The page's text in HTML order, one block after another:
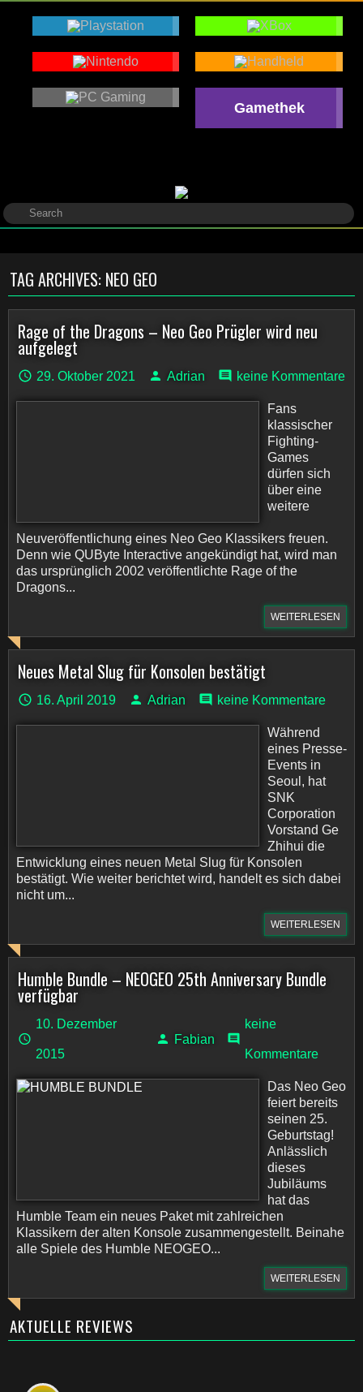
Gamethek
TAG ARCHIVES: NEO GEO
Rage of the Dragons – Neo Geo Prügler wird neu
aufgelegt
29. Oktober 2021 Adrian keine Kommentare
Fans
klassischer
Fighting-
Games
dürfen sich
über eine
weitere
Neuveröffentlichung eines Neo Geo Klassikers freuen.
Denn wie QUByte Interactive angekündigt hat, wird man
das ursprünglich 2002 veröffentlichte Rage of the
Dragons...
WEITERLESEN
Neues Metal Slug für Konsolen bestätigt
16. April 2019 Adrian keine Kommentare
Während
eines Presse-
Events in
Seoul, hat
SNK
Corporation
Vorstand Ge
Zhihui die
Entwicklung eines neuen Metal Slug für Konsolen
bestätigt. Wie weiter berichtet wird, handelt es sich dabei
nicht um...
WEITERLESEN
Humble Bundle – NEOGEO 25th Anniversary Bundle
verfügbar
10. Dezember
2015
Fabian
keine
Kommentare
Das Neo Geo
feiert bereits
seinen 25.
Geburtstag!
Anlässlich
dieses
Jubiläums
hat das
Humble Team ein neues Paket mit zahlreichen
Klassikern der alten Konsole zusammengestellt. Beinahe
alle Spiele des Humble NEOGEO...
WEITERLESEN
AKTUELLE REVIEWS